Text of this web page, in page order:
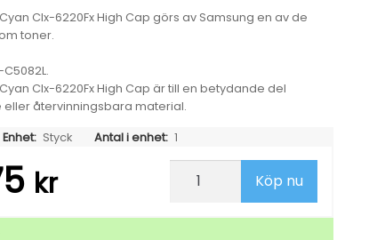
Clx-6220Fx High Cap görs av Samsung en av de
toner.
C5082L.
Clx-6220Fx High Cap är till en betydande del
eller återvinningsbara material.
Enhet: Styck Antal i enhet: 1
kr
Lasertoner
Samsung
620/670
Köp nu